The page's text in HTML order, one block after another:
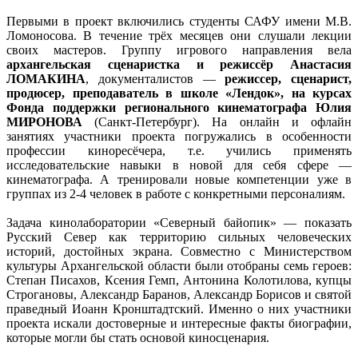
Первыми в проект включились студенты САФУ имени М.В.
Ломоносова. В течение трёх месяцев они слушали лекции
своих мастеров. Группу игрового направления вела
архангельская сценаристка и режиссёр Анастасия
ЛОМАКИНА, документалистов —режиссер, сценарист,
продюсер, преподаватель в школе «Лендок», на курсах
Фонда поддержки регионального кинематографа Юлия
МИРОНОВА (Санкт-Петербург). На онлайн и офлайн
занятиях участники проекта погружались в особенности
профессии киноресёчера, т.е. учились применять
исследовательские навыки в новой для себя сфере —
кинематографа. А тренировали новые компетенции уже в
группах из 2-4 человек в работе с конкретными персоналиям.
Задача кинолаборатории «Северный байопик» — показать
Русский Север как территорию сильных человеческих
историй, достойных экрана. Совместно с Министерством
культуры Архангельской области были отобраны семь героев:
Степан Писахов, Ксения Гемп, Антонина Колотилова, купцы
Строгановы, Александр Баранов, Александр Борисов и святой
праведный Иоанн Кронштадтский. Именно о них участники
проекта искали достоверные и интересные факты биографии,
которые могли бы стать основой киносценария.